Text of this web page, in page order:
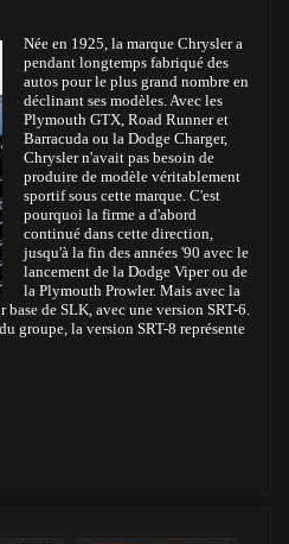
Née en 1925, la marque Chrysler a
pendant longtemps fabriqué des
autos pour le plus grand nombre en
déclinant ses modèles. Avec les
Plymouth GTX, Road Runner et
Barracuda ou la Dodge Charger,
Chrysler n'avait pas besoin de
produire de modèle véritablement
sportif sous cette marque. C'est
pourquoi la firme a d'abord
continué dans cette direction,
jusqu'à la fin des années '90 avec le
lancement de la Dodge Viper ou de
la Plymouth Prowler. Mais avec la
de SLK, avec une version SRT-6.
groupe, la version SRT-8 représente